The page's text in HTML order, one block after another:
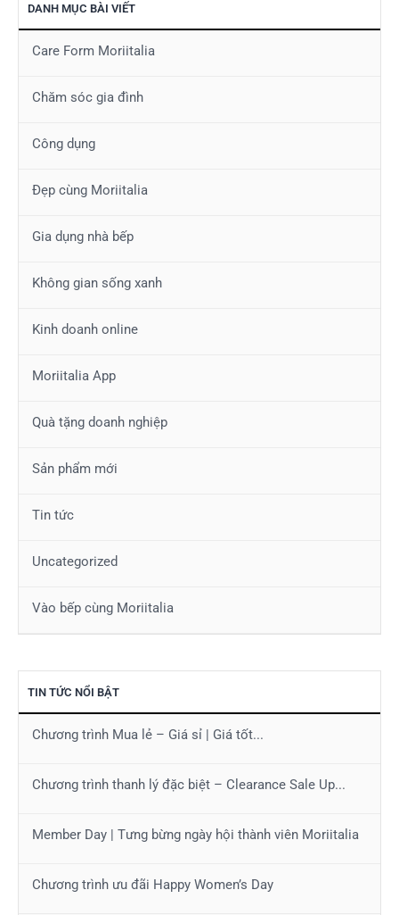
DANH MỤC BÀI VIẾT
Care Form Moriitalia
Chăm sóc gia đình
Công dụng
Đẹp cùng Moriitalia
Gia dụng nhà bếp
Không gian sống xanh
Kinh doanh online
Moriitalia App
Quà tặng doanh nghiệp
Sản phẩm mới
Tin tức
Uncategorized
Vào bếp cùng Moriitalia
TIN TỨC NỔI BẬT
Chương trình Mua lẻ – Giá sỉ | Giá tốt...
Chương trình thanh lý đặc biệt – Clearance Sale Up...
Member Day | Tưng bừng ngày hội thành viên Moriitalia
Chương trình ưu đãi Happy Women’s Day